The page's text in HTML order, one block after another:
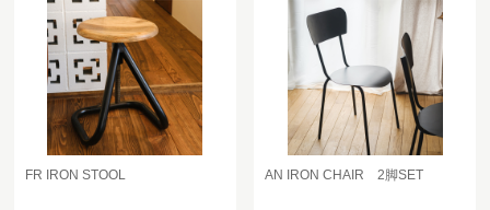
FR IRON STOOL AN IRON CHAIR 2脚SET